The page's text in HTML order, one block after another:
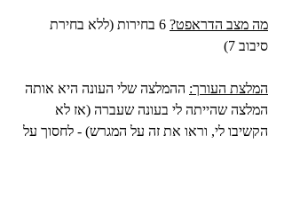
מה מצב הדראפט?
6 בחירות (ללא בחירת
סיבוב 7)
המלצת העורך: ההמלצה שלי העונה היא אותה
המלצה שהייתה לי בעונה שעברה (אז לא
הקשיבו לי, וראו את זה על המגרש) - לחסוך על